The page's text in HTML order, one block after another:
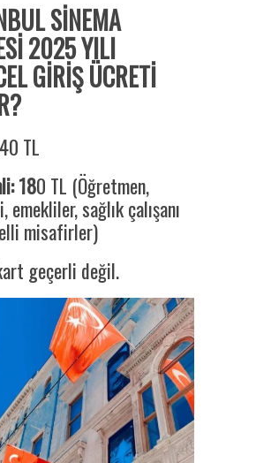
SİNEMA
2025 YILI
GİRİŞ ÜCRETİ
TL
180 TL (Öğretmen,
emekliler, sağlık çalışanı
misafirler)
geçerli değil.